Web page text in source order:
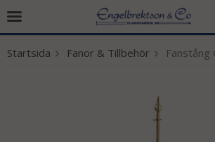
Produkten har blivit tillagd i
Startsida Fanor & Tillbehör Fanstång